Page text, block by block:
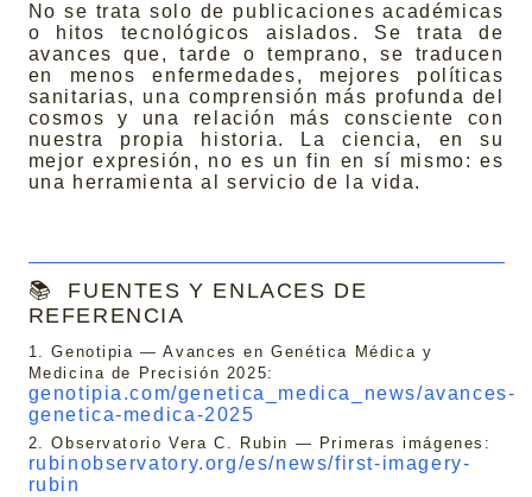
No se trata solo de publicaciones académicas
o hitos tecnológicos aislados. Se trata de
avances que, tarde o temprano, se traducen
en menos enfermedades, mejores políticas
sanitarias, una comprensión más profunda del
cosmos y una relación más consciente con
nuestra propia historia. La ciencia, en su
mejor expresión, no es un fin en sí mismo: es
una herramienta al servicio de la vida.
📚
FUENTES Y ENLACES DE
REFERENCIA
1. Genotipia — Avances en Genética Médica y
Medicina de Precisión 2025:
genotipia.com/genetica_medica_news/avances-
genetica-medica-2025
2. Observatorio Vera C. Rubin — Primeras imágenes:
rubinobservatory.org/es/news/first-imagery-
rubin